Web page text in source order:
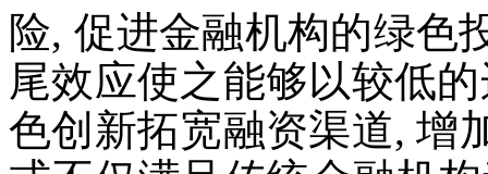
险, 促进金融机构的绿色
尾效应使之能够以较低
色创新拓宽融资渠道, 增